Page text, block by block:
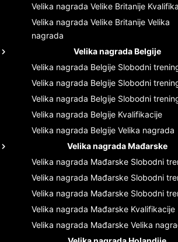
Velika nagrada Velike Britanije
Velika nagrada Velike Britanije Velika
nagrada
Velika nagrada Belgije
Velika nagrada Belgije Slobodni
Velika nagrada Belgije Slobodni
Velika nagrada Belgije Slobodni
Velika nagrada Belgije Kvalifikacije
Velika nagrada Belgije Velika nagrada
Velika nagrada Mađarske
Velika nagrada Mađarske Slobodni
Velika nagrada Mađarske Slobodni
Velika nagrada Mađarske Slobodni
Velika nagrada Mađarske Kvalifikacije
Velika nagrada Mađarske Velika